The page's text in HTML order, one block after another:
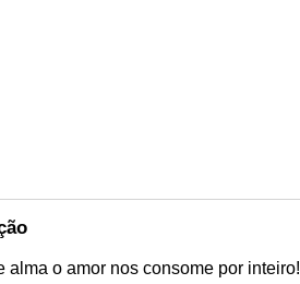
o amor nos consome por inteiro!